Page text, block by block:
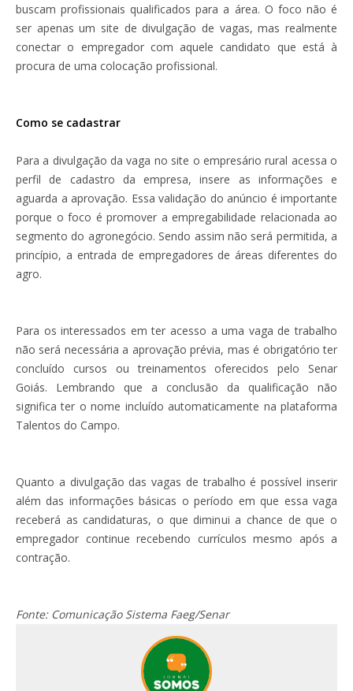
buscam profissionais qualificados para a área. O foco não é
ser apenas um site de divulgação de vagas, mas realmente
conectar o empregador com aquele candidato que está à
procura de uma colocação profissional.
Como se cadastrar
Para a divulgação da vaga no site o empresário rural acessa o
perfil de cadastro da empresa, insere as informações e
aguarda a aprovação. Essa validação do anúncio é importante
porque o foco é promover a empregabilidade relacionada ao
segmento do agronegócio. Sendo assim não será permitida, a
princípio, a entrada de empregadores de áreas diferentes do
agro.
Para os interessados em ter acesso a uma vaga de trabalho
não será necessária a aprovação prévia, mas é obrigatório ter
concluído cursos ou treinamentos oferecidos pelo Senar
Goiás. Lembrando que a conclusão da qualificação não
significa ter o nome incluído automaticamente na plataforma
Talentos do Campo.
Quanto a divulgação das vagas de trabalho é possível inserir
além das informações básicas o período em que essa vaga
receberá as candidaturas, o que diminui a chance de que o
empregador continue recebendo currículos mesmo após a
contração.
Fonte: Comunicação Sistema Faeg/Senar